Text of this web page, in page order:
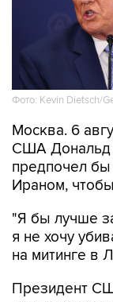
Фото: Kevin Dietsch/
Москва. 6
предпочел бы
Ираном,
"Я бы лучше
на митинге в
Президент
будет дальше.